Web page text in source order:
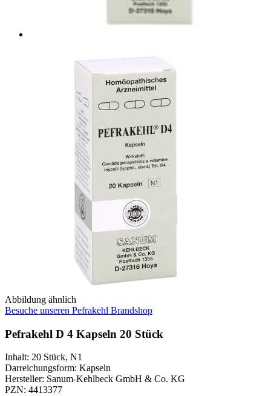
Abbildung ähnlich
Besuche unseren Pefrakehl Brandshop
Pefrakehl D 4 Kapseln 20 Stück
Inhalt: 20 Stück, N1
Darreichungsform: Kapseln
Hersteller: Sanum-Kehlbeck GmbH & Co. KG
PZN: 4413377